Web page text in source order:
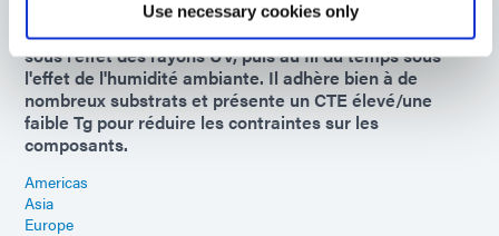
Use necessary cookies only
Cet agent d'encapsulation transparent durcit d'abord
sous l'effet des rayons UV, puis au fil du temps sous
l'effet de l'humidité ambiante. Il adhère bien à de
nombreux substrats et présente un CTE élevé/une
faible Tg pour réduire les contraintes sur les
composants.
Americas
Asia
Europe